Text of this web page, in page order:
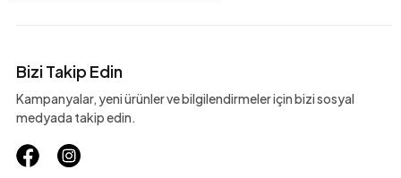
Bizi Takip Edin
Kampanyalar, yeni ürünler ve bilgilendirmeler için bizi sosyal
medyada takip edin.